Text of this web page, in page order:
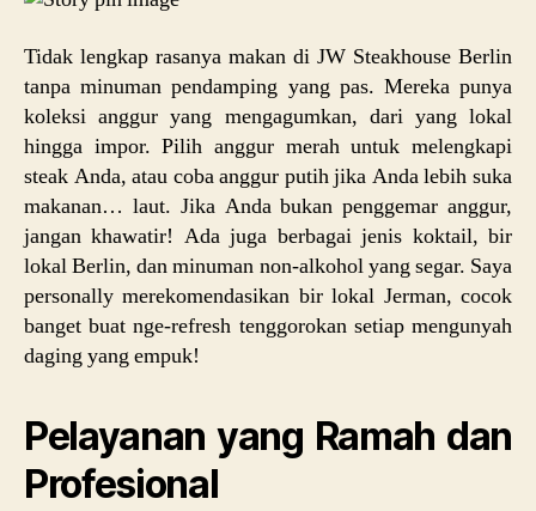
Tidak lengkap rasanya makan di JW Steakhouse Berlin
tanpa minuman pendamping yang pas. Mereka punya
koleksi anggur yang mengagumkan, dari yang lokal
hingga impor. Pilih anggur merah untuk melengkapi
steak Anda, atau coba anggur putih jika Anda lebih suka
makanan… laut. Jika Anda bukan penggemar anggur,
jangan khawatir! Ada juga berbagai jenis koktail, bir
lokal Berlin, dan minuman non-alkohol yang segar. Saya
personally merekomendasikan bir lokal Jerman, cocok
banget buat nge-refresh tenggorokan setiap mengunyah
daging yang empuk!
Pelayanan yang Ramah dan
Profesional